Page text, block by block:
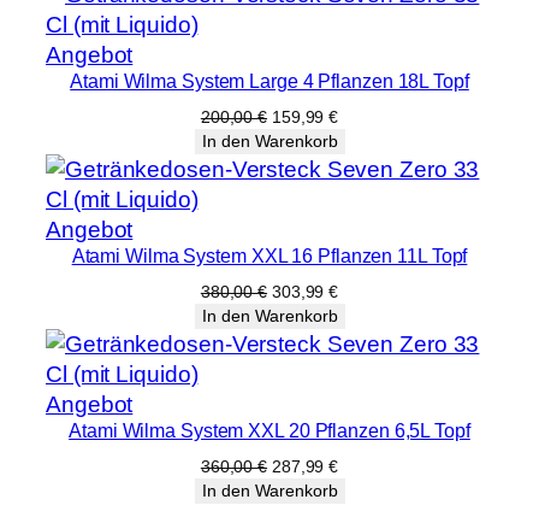
200,00 €159,99 €.
AngebotProdukt
im
Angebot
Atami Wilma System Large 4 Pflanzen 18L Topf
200,00€ Ursprünglicher
Preis
war:
200,00 €
159,99€Aktueller
Preis
ist:
159,99 €.
In den Warenkorb
AngebotProdukt
im
Angebot
Atami Wilma System XXL 16 Pflanzen 11L Topf
380,00€ Ursprünglicher
Preis
war:
380,00 €
303,99€Aktueller
Preis
ist:
303,99 €.
In den Warenkorb
AngebotProdukt
im
Angebot
Atami Wilma System XXL 20 Pflanzen 6,5L Topf
360,00€ Ursprünglicher
Preis
287,99€Aktueller
Preis
In den Warenkorb